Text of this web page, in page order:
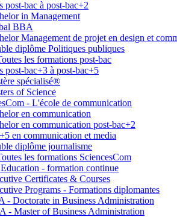
post-bac à post-bac+2
in Management
BBA
Management de projet en design et
diplôme Politiques publiques
les formations post-bac
post-bac+3 à post-bac+5
spécialisé®
of Science
- L'école de communication
en communication
en communication post-bac+2
en communication et media
diplôme journalisme
les formations SciencesCom
- formation continue
Certificates & Courses
Programs - Formations diplomantes
- Doctorate in Business Administration
- Master of Business Administration